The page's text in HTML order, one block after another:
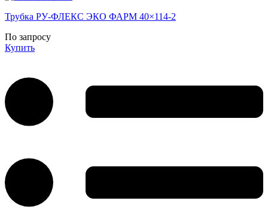
Трубка РУ-ФЛЕКС ЭКО ФАРМ 40×114-2
По запросу
Купить